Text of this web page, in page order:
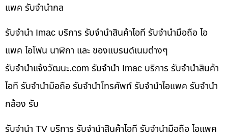
แพค รับจำนำกล
รับจำนำ Imac บริการ รับจำนำสินค้าไอที รับจำนำมือถือ ไอ
แพค ไอโฟน นาฬิกา และ ของแบรนด์เนมต่างๆ
รับจํานําแจ้งวัฒนะ.com รับจำนำ Imac บริการ รับจำนำสินค้า
ไอที รับจำนำมือถือ รับจำนำโทรศัพท์ รับจำนำไอแพค รับจำนำ
กล้อง รับ
รับจำนำ TV บริการ รับจำนำสินค้าไอที รับจำนำมือถือ ไอแพค